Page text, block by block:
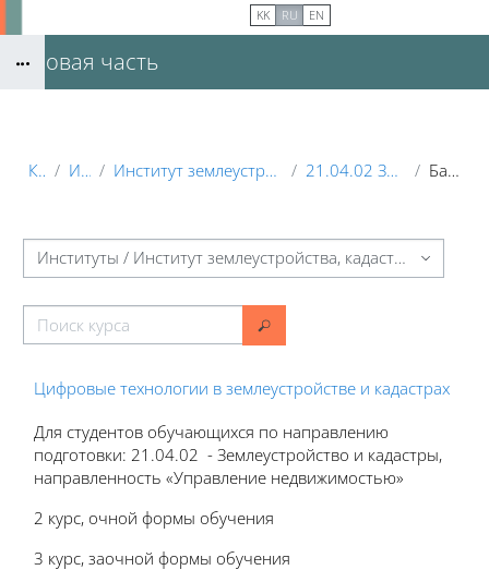
KK RU EN
Базовая часть
Курсы Институты Институт землеустройства, кадастров и природообустройства 21.04.02 Землеустройство и кадастры Базовая часть
Категории курсов
Поиск курса
Поиск курса
Цифровые технологии в землеустройстве и кадастрах
Для студентов обучающихся по направлению
подготовки: 21.04.02 - Землеустройство и кадастры,
направленность «Управление недвижимостью»
2 курс, очной формы обучения
3 курс, заочной формы обучения